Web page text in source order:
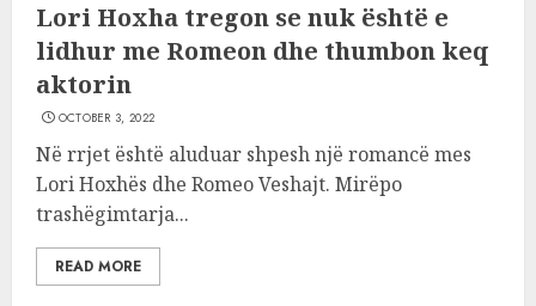
Lori Hoxha tregon se nuk është e
lidhur me Romeon dhe thumbon keq
aktorin
OCTOBER 3, 2022
Në rrjet është aluduar shpesh një romancë mes
Lori Hoxhës dhe Romeo Veshajt. Mirëpo
trashëgimtarja...
READ MORE